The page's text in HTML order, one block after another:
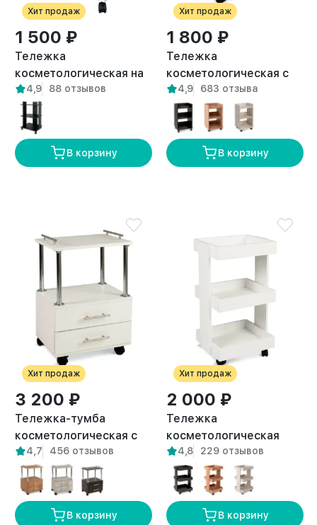
Хит продаж
1 500 ₽
Тележка
косметологическая на
колесиках Сакмара
белая
4,9 88 отзывов
В корзину
Хит продаж
1 800 ₽
Тележка
косметологическая с
тремя полками и
ручкой Ахтуба белая
4,9 683 отзыва
В корзину
Хит продаж
3 200 ₽
Тележка-тумба
косметологическая с
двумя ящиками Енисей
белая
4,7 456 отзывов
В корзину
Хит продаж
2 000 ₽
Тележка
косметологическая
трехъярусная с
бортиками Байкал
белая
4,8 229 отзывов
В корзину